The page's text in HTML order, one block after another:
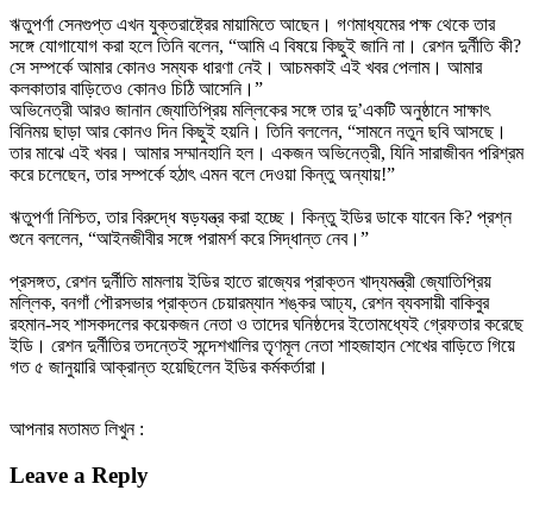
ঋতুপর্ণা সেনগুপ্ত এখন যুক্তরাষ্ট্রের মায়ামিতে আছেন। গণমাধ্যমের পক্ষ থেকে তার
সঙ্গে যোগাযোগ করা হলে তিনি বলেন, “আমি এ বিষয়ে কিছুই জানি না। রেশন দুর্নীতি কী?
সে সম্পর্কে আমার কোনও সম্যক ধারণা নেই। আচমকাই এই খবর পেলাম। আমার
কলকাতার বাড়িতেও কোনও চিঠি আসেনি।”
অভিনেত্রী আরও জানান জ্যোতিপ্রিয় মল্লিকের সঙ্গে তার দু’একটি অনুষ্ঠানে সাক্ষাৎ
বিনিময় ছাড়া আর কোনও দিন কিছুই হয়নি। তিনি বললেন, “সামনে নতুন ছবি আসছে।
তার মাঝে এই খবর। আমার সম্মানহানি হল। একজন অভিনেত্রী, যিনি সারাজীবন পরিশ্রম
করে চলেছেন, তার সম্পর্কে হঠাৎ এমন বলে দেওয়া কিন্তু অন্যায়!”
ঋতুপর্ণা নিশ্চিত, তার বিরুদ্ধে ষড়যন্ত্র করা হচ্ছে। কিন্তু ইডির ডাকে যাবেন কি? প্রশ্ন
শুনে বললেন, “আইনজীবীর সঙ্গে পরামর্শ করে সিদ্ধান্ত নেব।”
প্রসঙ্গত, রেশন দুর্নীতি মামলায় ইডির হাতে রাজ্যের প্রাক্তন খাদ্যমন্ত্রী জ্যোতিপ্রিয়
মল্লিক, বনগাঁ পৌরসভার প্রাক্তন চেয়ারম্যান শঙ্কর আঢ্য, রেশন ব্যবসায়ী বাকিবুর
রহমান-সহ শাসকদলের কয়েকজন নেতা ও তাদের ঘনিষ্ঠদের ইতোমধ্যেই গ্রেফতার করেছে
ইডি। রেশন দুর্নীতির তদন্তেই সন্দেশখালির তৃণমূল নেতা শাহজাহান শেখের বাড়িতে গিয়ে
গত ৫ জানুয়ারি আক্রান্ত হয়েছিলেন ইডির কর্মকর্তারা।
আপনার মতামত লিখুন :
Leave a Reply